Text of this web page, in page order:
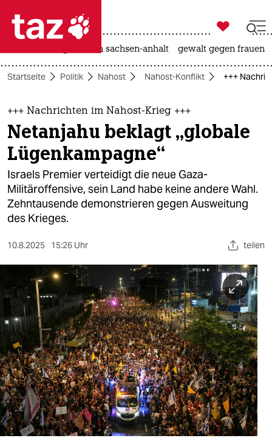
 taz zahl ich
taz zahl ich
themen
politik
öko
gesellschaft
kultur
sport
berlin
nord
wahrheit
verlag
verlag
veranstaltungen
shop

taz zahl ich
landtagswahl in sachsen-anhalt gewalt gegen frauen
Startseite Politik Nahost Nahost-Konflikt +++
+++ Nachrichten im Nahost-Krieg +++
Netanjahu beklagt „globale
Lügenkampagne“
Israels Premier verteidigt die neue Gaza-
Militäroffensive, sein Land habe keine andere Wahl.
Zehntausende demonstrieren gegen Ausweitung
des Krieges.
10.8.2025 15:26 Uhr teilen